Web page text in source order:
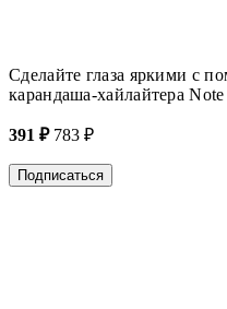
Сделайте глаза яркими с
карандаша-хайлайтера
391 ₽ 783 ₽
Подписаться